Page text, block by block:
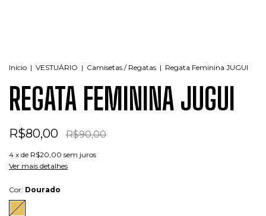
Início | VESTUÁRIO | Camisetas / Regatas | Regata Feminina JUGUI
REGATA FEMININA JUGUI
R$80,00 R$90,00
4 x de R$20,00 sem juros
Ver mais detalhes
Cor: Dourado